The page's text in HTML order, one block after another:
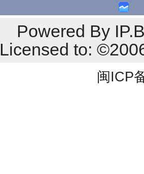
Powered By
Licensed to:
闽ICP